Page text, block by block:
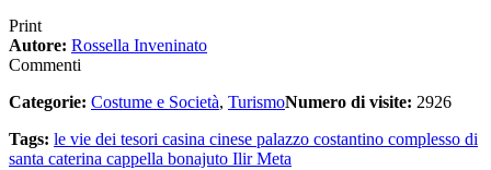
Print
Autore: Rossella Inveninato
Commenti
Categorie: Costume e Società, TurismoNumero di visite: 2926
Tags: le vie dei tesori casina cinese palazzo costantino complesso di
santa caterina cappella bonajuto Ilir Meta